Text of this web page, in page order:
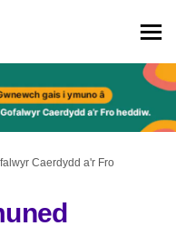
Caerdydd a'r Fro